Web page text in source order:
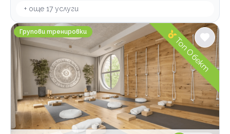
+ още 17 услуги
Център за здравословен живот Vita Rama
Групови тренировки
Топ Обект